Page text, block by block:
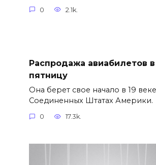
0 2.1k.
Распродажа авиабилетов
пятницу
Она берет свое начало в 19
Соединенных Штатах Америки.
0 17.3k.